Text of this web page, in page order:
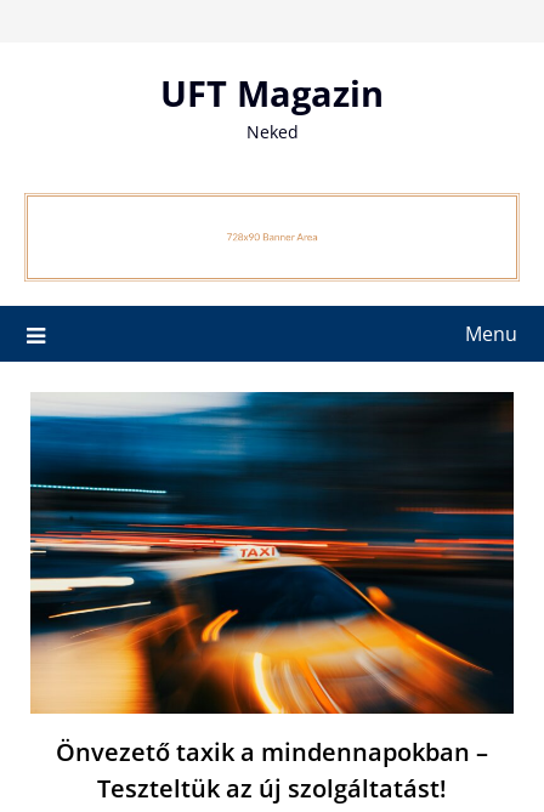
UFT Magazin
Neked
Menu
Önvezető taxik a mindennapokban –
Teszteltük az új szolgáltatást!